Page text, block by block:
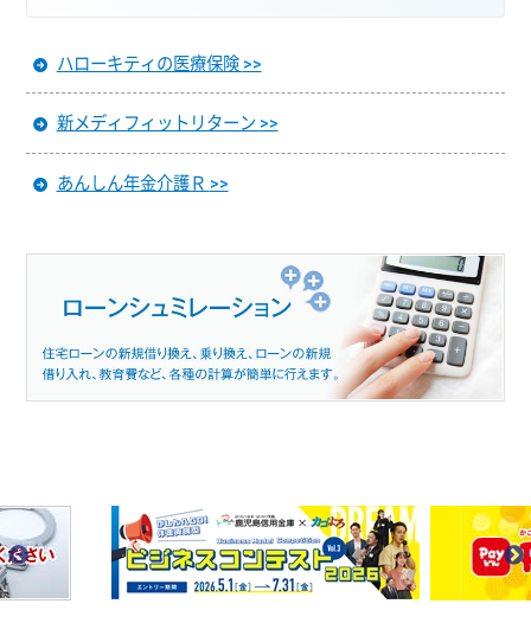
ハローキティの医療保険>>
新メディフィットリターン>>
あんしん年金介護Ｒ >>